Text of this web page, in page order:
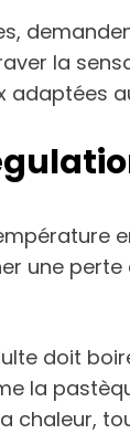
la
une
doit
la
chaleur,